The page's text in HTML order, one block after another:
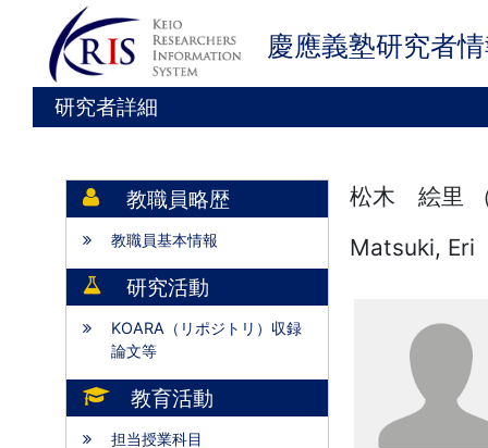
慶應義塾研究者
研究者詳細
教職員略歴
教職員基本情報
研究活動
KOARA（リポジトリ）収録
論文等
教育活動
担当授業科目
松木 絵里
Matsuki, Eri